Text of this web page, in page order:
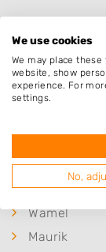
Plaatsen
Kerk
Tiel
Wadenoijen
Buren
Wamel
Maurik
We use cookies
We may place
website, show
experience. For
settings.
No,